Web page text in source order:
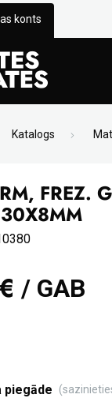
konts
Katalogs
FREZ.
/ GAB
piegāde